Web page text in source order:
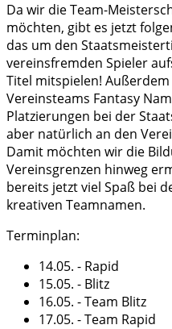
Da wir die Team-
möchten, gibt es jetzt
das um den
vereinsfremden Spieler
Titel mitspielen!
Vereinsteams Fantasy
Platzierungen bei der
aber natürlich an den
Damit möchten wir die
Vereinsgrenzen hinweg
bereits jetzt viel Spaß bei
kreativen Teamnamen.
Terminplan:
14.05. - Rapid
15.05. - Blitz
16.05. - Team Blitz
17.05. - Team Rapid